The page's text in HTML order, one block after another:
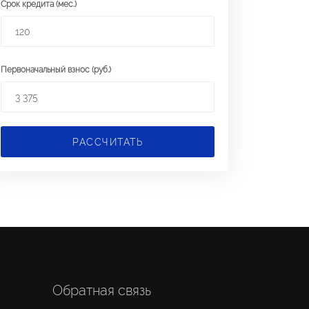
Срок кредита (мес.)
Первоначальный взнос (руб.)
РАССЧИТАТЬ
Обратная связь